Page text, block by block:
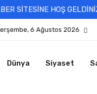
SİTESİNE HOŞ
6 Ağustos 2026
Dünya Siyaset